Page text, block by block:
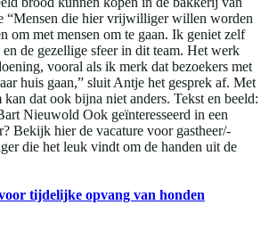
“Mensen die hier vrijwilliger willen worden
om met mensen om te gaan. Ik geniet zelf
de gezellige sfeer in dit team. Het werk
vooral als ik merk dat bezoekers met
huis gaan,” sluit Antje het gesprek af. Met
kan dat ook bijna niet anders. Tekst en beeld:
Nieuwold Ook geïnteresseerd in een
Bekijk hier de vacature voor gastheer/-
die het leuk vindt om de handen uit de
tijdelijke opvang van honden